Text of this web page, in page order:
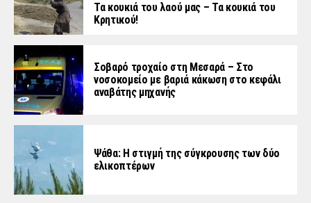
Τα κουκιά του λαού μας – Τα κουκιά του
Κρητικού!
Σοβαρό τροχαίο στη Μεσαρά – Στο
νοσοκομείο με βαριά κάκωση στο κεφάλι
αναβάτης μηχανής
Ψάθα: Η στιγμή της σύγκρουσης των δύο
ελικοπτέρων